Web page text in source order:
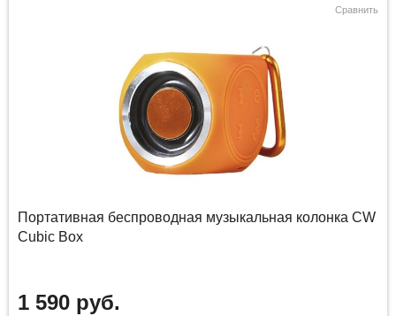
Сравнить
Портативная беспроводная музыкальная колонка CW
Cubic Box
1 590 руб.